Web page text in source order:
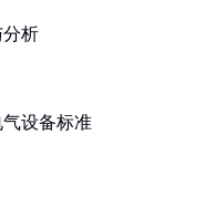
析
设备标准